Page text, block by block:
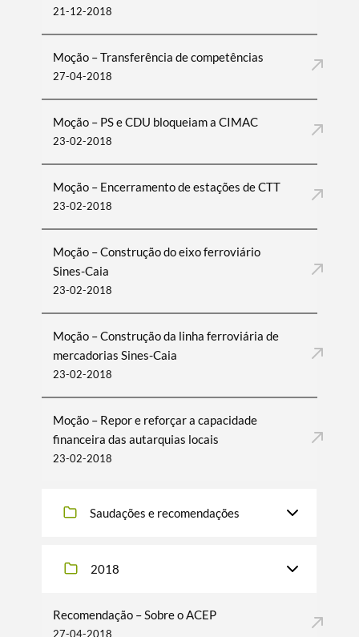
21-12-2018
Moção – Transferência de competências
27-04-2018
Moção – PS e CDU bloqueiam a CIMAC
23-02-2018
Moção – Encerramento de estações de CTT
23-02-2018
Moção – Construção do eixo ferroviário
Sines-Caia
23-02-2018
Moção – Construção da linha ferroviária de
mercadorias Sines-Caia
23-02-2018
Moção – Repor e reforçar a capacidade
financeira das autarquias locais
23-02-2018
Saudações e recomendações
2018
Recomendação – Sobre o ACEP
27-04-2018